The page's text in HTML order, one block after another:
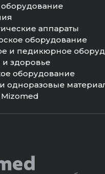
аппараты
оборудование
и педикюрное
здоровье
оборудование
одноразовые